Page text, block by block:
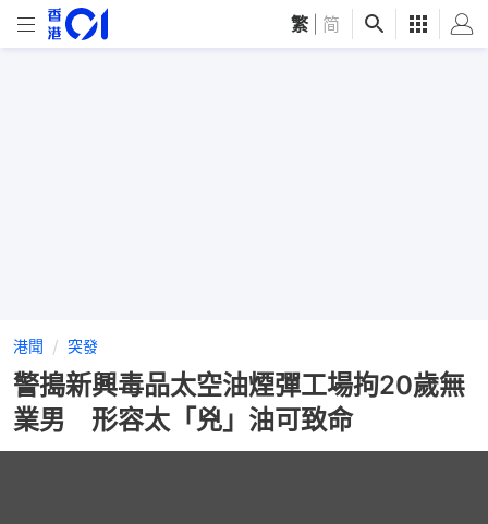
繁 简
港聞 突發
警搗新興毒品太空油煙彈工場拘20歲無
業男 形容太「兇」油可致命